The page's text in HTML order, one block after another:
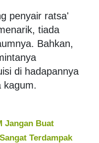
penyair ratsa'
tiada
Bahkan,
di hadapannya
kagum.
Jangan Buat
Terdampak